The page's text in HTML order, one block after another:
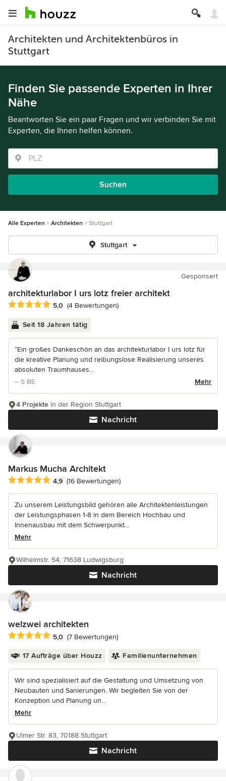
Architekten und Architektenbüros in
Stuttgart
Finden Sie passende Experten in Ihrer
Nähe
Beantworten Sie ein paar Fragen und wir verbinden Sie mit
Experten, die Ihnen helfen können.
Suchen
Alle Experten Architekten Stuttgart
Stuttgart
Gesponsert
architekturlabor I urs lotz freier architekt
Durchschnittliche Bewertung: 5 von 5 Sternen
5,0 (4 Bewertungen)
Seit 18 Jahren tätig
“Ein großes Dankeschön an das architekturlabor I urs lotz für
die kreative Planung und reibungslose Realisierung unseres
absoluten Traumhauses...
– S BE
Mehr
Nachricht
4 Projekte in der Region Stuttgart
Markus Mucha Architekt
Durchschnittliche Bewertung: 4.9 von 5 Sternen
4,9 (16 Bewertungen)
Zu unserem Leistungsbild gehören alle Architektenleistungen
der Leistungsphasen 1-8 in dem Bereich Hochbau und
Innenausbau mit dem Schwerpunkt...
Mehr
Nachricht
Wilhelmstr. 54, 71638 Ludwigsburg
welzwei architekten
Durchschnittliche Bewertung: 5 von 5 Sternen
5,0 (7 Bewertungen)
17 Aufträge über Houzz Familienunternehmen
Wir sind spezialisiert auf die Gestaltung und Umsetzung von
Neubauten und Sanierungen. Wir begleiten Sie von der
Konzeption und Planung un...
Mehr
Nachricht
Ulmer Str. 83, 70188 Stuttgart